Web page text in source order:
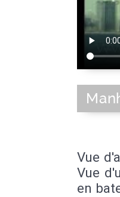
Vue
Vue
en